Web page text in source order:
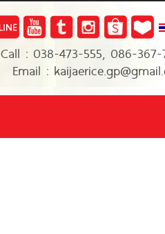
Call : 038-473-555, 086-367-
Email :